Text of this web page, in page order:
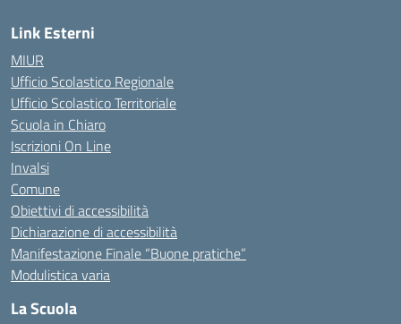
Link Esterni
MIUR
Ufficio Scolastico Regionale
Ufficio Scolastico Territoriale
Scuola in Chiaro
Iscrizioni On Line
Invalsi
Comune
Obiettivi di accessibilità
Dichiarazione di accessibilità
Manifestazione Finale “Buone pratiche”
Modulistica varia
La Scuola